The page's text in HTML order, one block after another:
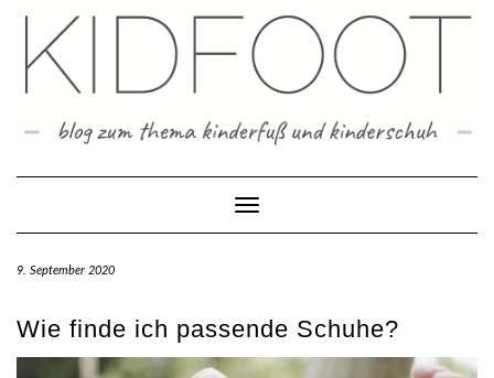
content
Toggle Navigation
9. September 2020
Wie finde ich passende Schuhe?